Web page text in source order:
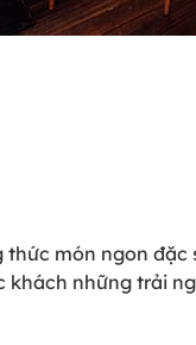
món ngon
những trải